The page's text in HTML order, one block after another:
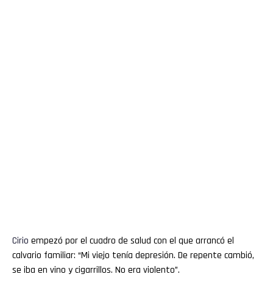
Cirio empezó por el cuadro de salud con el que arrancó el
calvario familiar: “Mi viejo tenía depresión. De repente cambió,
se iba en vino y cigarrillos. No era violento”.